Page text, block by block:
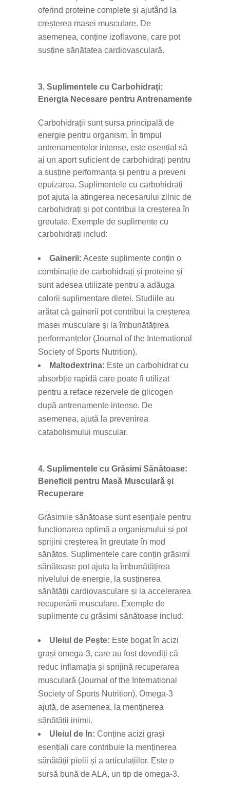
oferind proteine complete și ajutând la
creșterea masei musculare. De
asemenea, conține izoflavone, care pot
susține sănătatea cardiovasculară.
3. Suplimentele cu Carbohidrați:
Energia Necesare pentru Antrenamente
Carbohidrații sunt sursa principală de
energie pentru organism. În timpul
antrenamentelor intense, este esențial să
ai un aport suficient de carbohidrați pentru
a susține performanța și pentru a preveni
epuizarea. Suplimentele cu carbohidrați
pot ajuta la atingerea necesarului zilnic de
carbohidrați și pot contribui la creșterea în
greutate. Exemple de suplimente cu
carbohidrați includ:
Gainerii: Aceste suplimente conțin o
combinație de carbohidrați și proteine și
sunt adesea utilizate pentru a adăuga
calorii suplimentare dietei. Studiile au
arătat că gainerii pot contribui la creșterea
masei musculare și la îmbunătățirea
performanțelor (Journal of the International
Society of Sports Nutrition).
Maltodextrina: Este un carbohidrat cu
absorbție rapidă care poate fi utilizat
pentru a reface rezervele de glicogen
după antrenamente intense. De
asemenea, ajută la prevenirea
catabolismului muscular.
4. Suplimentele cu Grăsimi Sănătoase:
Beneficii pentru Masă Musculară și
Recuperare
Grăsimile sănătoase sunt esențiale pentru
funcționarea optimă a organismului și pot
sprijini creșterea în greutate în mod
sănătos. Suplimentele care conțin grăsimi
sănătoase pot ajuta la îmbunătățirea
nivelului de energie, la susținerea
sănătății cardiovasculare și la accelerarea
recuperării musculare. Exemple de
suplimente cu grăsimi sănătoase includ:
Uleiul de Pește: Este bogat în acizi
grași omega-3, care au fost dovediți că
reduc inflamația și sprijină recuperarea
musculară (Journal of the International
Society of Sports Nutrition). Omega-3
ajută, de asemenea, la menținerea
sănătății inimii.
Uleiul de In: Conține acizi grași
esențiali care contribuie la menținerea
sănătății pielii și a articulațiilor. Este o
sursă bună de ALA, un tip de omega-3.